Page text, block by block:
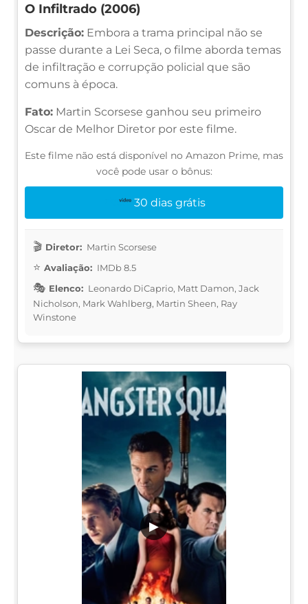
O Infiltrado (2006)
Descrição: Embora a trama principal não se
passe durante a Lei Seca, o filme aborda temas
de infiltração e corrupção policial que são
comuns à época.
Fato: Martin Scorsese ganhou seu primeiro
Oscar de Melhor Diretor por este filme.
Este filme não está disponível no Amazon Prime, mas
você pode usar o bônus:
30 dias grátis
Diretor: Martin Scorsese
Avaliação: IMDb 8.5
Elenco: Leonardo DiCaprio, Matt Damon, Jack
Nicholson, Mark Wahlberg, Martin Sheen, Ray
Winstone
▶